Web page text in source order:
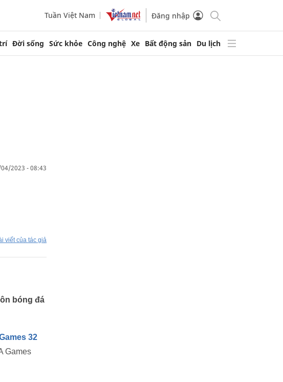
Tuần Việt Nam Đăng nhập
Đời sống Sức khỏe Công nghệ Xe Bất động sản Du lịch
04/2023 - 08:43
viết của tác giả
bóng đá
32
Games